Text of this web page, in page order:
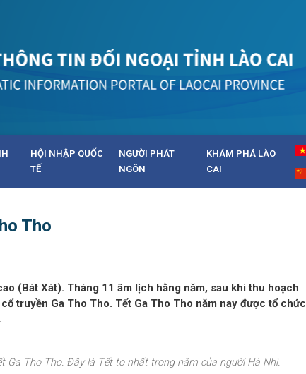
HỘI NHẬP QUỐC
TẾ
NGƯỜI PHÁT
NGÔN
KHÁM PHÁ LÀO
CAI
Tho
(Bát Xát). Tháng 11 âm lịch hằng năm, sau khi thu hoạch
truyền Ga Tho Tho. Tết Ga Tho Tho năm nay được tổ chức
Ga Tho Tho. Đây là Tết to nhất trong năm của người Hà Nhì.